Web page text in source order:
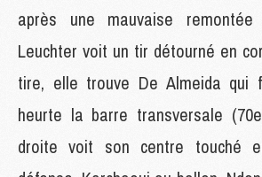
après une mauvaise
Leuchter voit un tir détourné en
tire, elle trouve De Almeida qui
heurte la barre transversale
droite voit son centre touché